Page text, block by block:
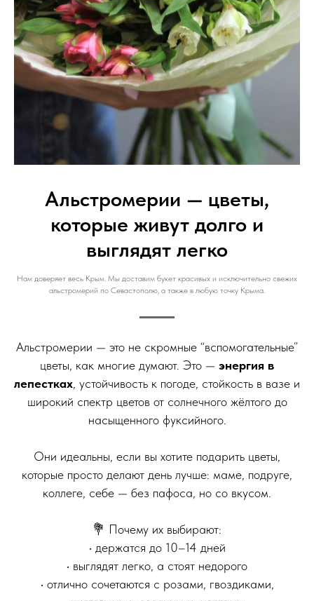
Альстромерии — цветы,
которые живут долго и
выглядят легко
Нам доверяет весь Крым. Мы доставим букет красивых и исключительно свежих
альстромерий по Севастополю, а также в любую точку Крыма.
Альстромерии — это не скромные “вспомогательные”
цветы, как многие думают. Это — энергия в
лепестках, устойчивость к погоде, стойкость в вазе и
широкий спектр цветов от солнечного жёлтого до
насыщенного фуксийного.
Они идеальны, если вы хотите подарить цветы,
которые просто делают день лучше: маме, подруге,
коллеге, себе — без пафоса, но со вкусом.
💐 Почему их выбирают:
• держатся до 10–14 дней
• выглядят легко, а стоят недорого
• отлично сочетаются с розами, гвоздиками,